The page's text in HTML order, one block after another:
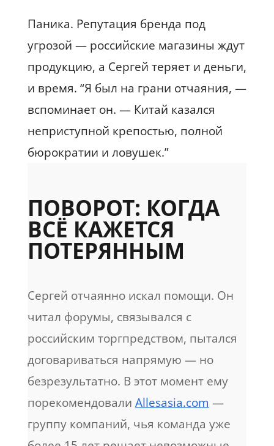
Паника. Репутация бренда под
угрозой — российские магазины ждут
продукцию, а Сергей теряет и деньги,
и время. “Я был на грани отчаяния, —
вспоминает он. — Китай казался
неприступной крепостью, полной
бюрократии и ловушек.”
ПОВОРОТ: КОГДА
ВСЁ КАЖЕТСЯ
ПОТЕРЯННЫМ
Сергей отчаянно искал помощи. Он
читал форумы, связывался с
российским торгпредством, пытался
договариваться напрямую — но
безрезультатно. В этот момент ему
порекомендовали Allesasia.com —
группу компаний, чья команда уже